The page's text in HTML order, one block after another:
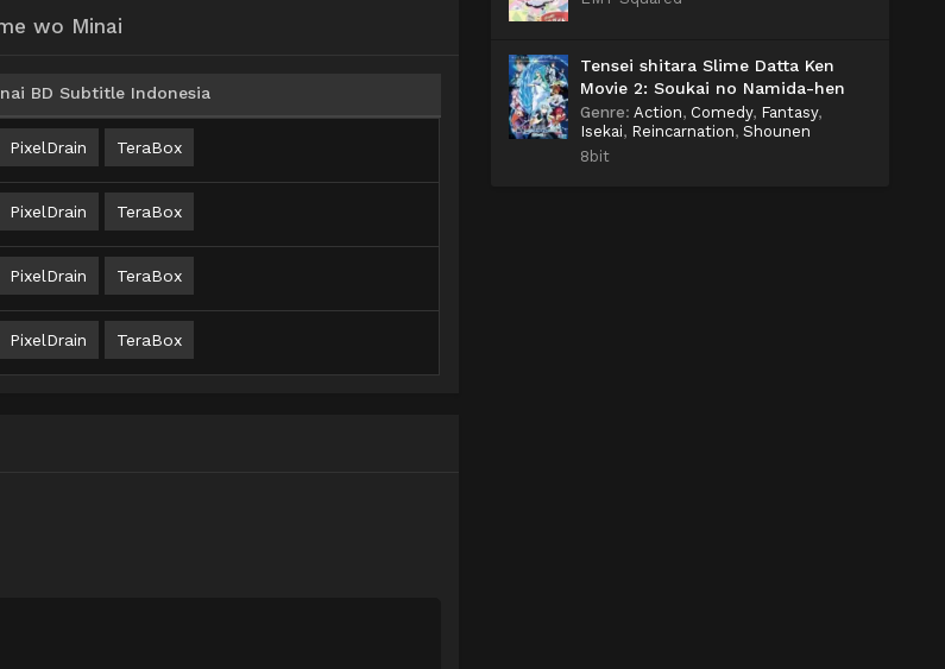
wo Minai
BD Subtitle Indonesia
PixelDrain TeraBox
PixelDrain TeraBox
PixelDrain TeraBox
PixelDrain TeraBox
Tensei shitara Slime Datta Ken
Movie 2: Soukai no Namida-hen
Genre: Action, Comedy, Fantasy,
Isekai, Reincarnation, Shounen
8bit